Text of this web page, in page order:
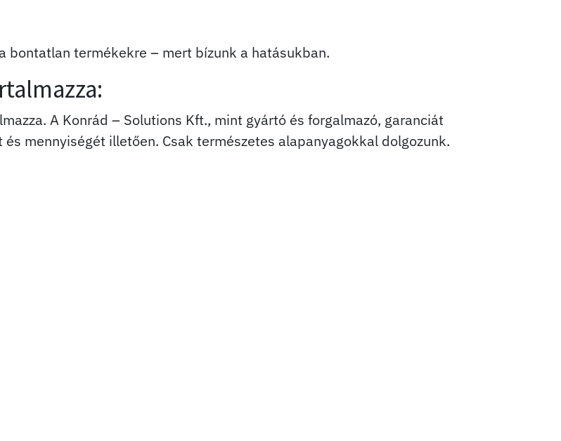
bontatlan termékekre – mert bízunk a hatásukban.
A Konrád – Solutions Kft., mint gyártó és forgalmazó, garanciát
mennyiségét illetően. Csak természetes alapanyagokkal dolgozunk.